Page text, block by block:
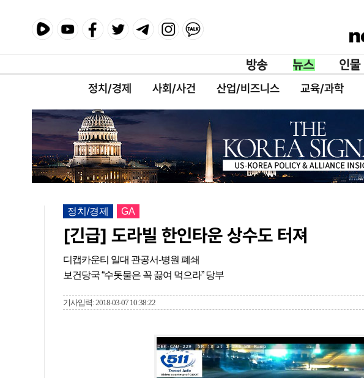
정치/경제 사회/사건 산업/비즈니스 교육/과학
정치/경제 GA
[긴급] 도라빌 한인타운 상수도 터져
디캡카운티 일대 관공서-병원 폐쇄
보건당국 “수돗물은 꼭 끓여 먹으라” 당부
기사입력: 2018-03-07 10:38:22